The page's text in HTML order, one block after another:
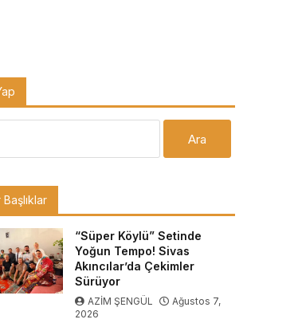
“Süper Köylü” Setinde
Yoğun Tempo! Sivas
Akıncılar’da Çekimler
Sürüyor
AZİM ŞENGÜL
Ağustos 7,
2026